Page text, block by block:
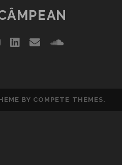
instagram
linkedin
emailsoundcloud
BY COMPETE THEMES.